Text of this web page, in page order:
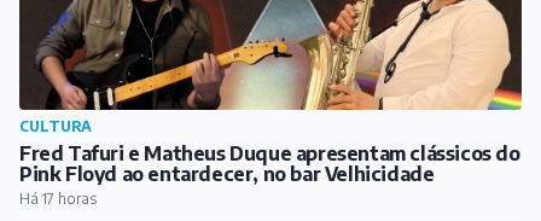
CULTURA
Fred Tafuri e Matheus Duque apresentam clássicos do
Pink Floyd ao entardecer, no bar Velhicidade
Há 17 horas